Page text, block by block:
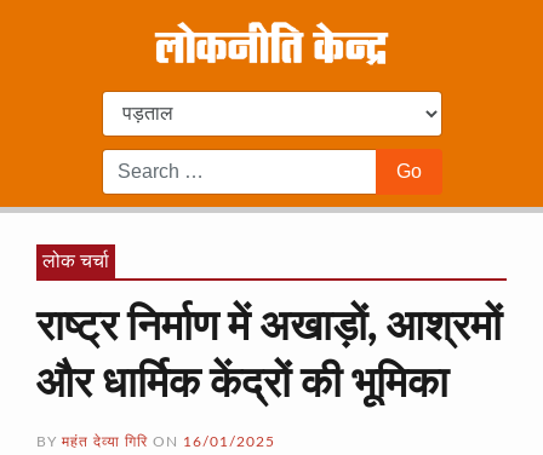
लोक चर्चा
राष्ट्र निर्माण में अखाड़ों, आश्रमों
और धार्मिक केंद्रों की भूमिका
BY महंत देव्या गिरि ON 16/01/2025